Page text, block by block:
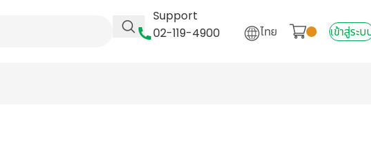
Support
02-119-4900
ไทย เข้าสู่ระบ